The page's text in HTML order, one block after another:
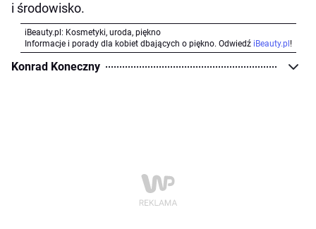
i środowisko.
iBeauty.pl: Kosmetyki, uroda, piękno
Informacje i porady dla kobiet dbających o piękno. Odwiedź iBeauty.pl !
Konrad Koneczny